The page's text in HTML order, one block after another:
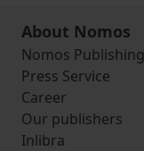
About Nomos
Nomos Publishing
Press Service
Career
Our publishers
Inlibra